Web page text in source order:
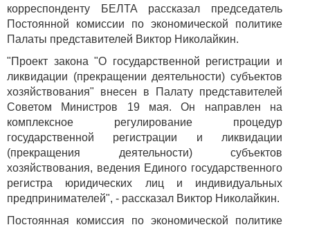
корреспонденту БЕЛТА рассказал председатель
Постоянной комиссии по экономической политике
Палаты представителей Виктор Николайкин.
"Проект закона "О государственной регистрации и
ликвидации (прекращении деятельности) субъектов
хозяйствования" внесен в Палату представителей
Советом Министров 19 мая. Он направлен на
комплексное регулирование процедур
государственной регистрации и ликвидации
(прекращения деятельности) субъектов
хозяйствования, ведения Единого государственного
регистра юридических лиц и индивидуальных
предпринимателей", - рассказал Виктор Николайкин.
Постоянная комиссия по экономической политике